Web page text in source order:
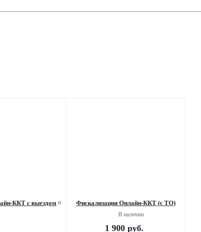
ККТ с выездом Фискализация Онлайн-ККТ (с ТО)
В наличии
1 900руб.